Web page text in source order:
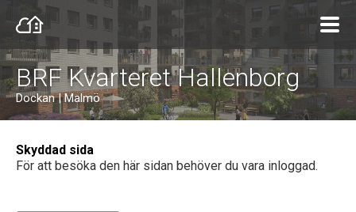
BRF Kvarteret Hallenborg
Dockan | Malmö
Skyddad sida
För att besöka den här sidan behöver du vara inloggad.